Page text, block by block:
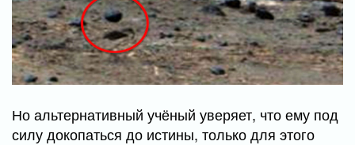
Но альтернативный учёный уверяет, что ему под
силу докопаться до истины, только для этого